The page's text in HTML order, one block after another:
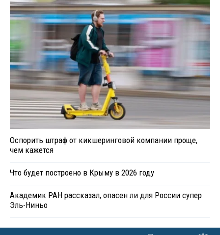
Оспорить штраф от кикшеринговой компании проще,
чем кажется
Что будет построено в Крыму в 2026 году
Академик РАН рассказал, опасен ли для России супер
Эль-Ниньо